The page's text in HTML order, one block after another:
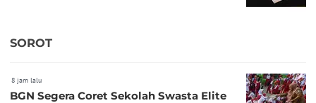
SOROT
8 jam lalu
BGN Segera Coret Sekolah Swasta Elite